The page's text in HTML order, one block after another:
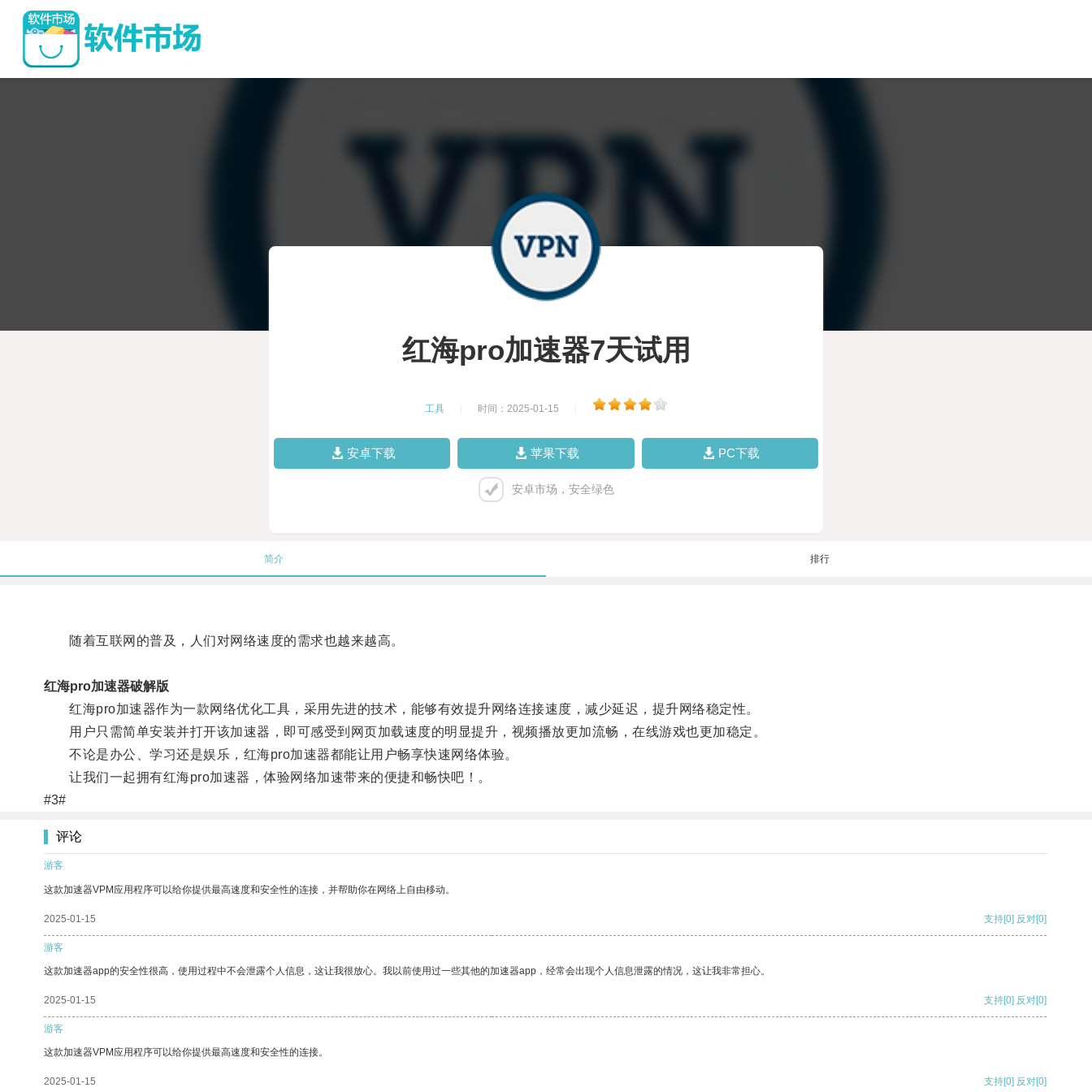
红海pro加速器7天试用
工具 时间：2025-01-15
安卓下载 苹果下载 PC下载
安卓市场，安全绿色
简介 排行
随着互联网的普及，人们对网络速度的需求也越来越高。
红海pro加速器破解版
红海pro加速器作为一款网络优化工具，采用先进的技术，能够有效提升网络连接速度，减少延迟，提升网络稳定性。
用户只需简单安装并打开该加速器，即可感受到网页加载速度的明显提升，视频播放更加流畅，在线游戏也更加稳定。
不论是办公、学习还是娱乐，红海pro加速器都能让用户畅享快速网络体验。
让我们一起拥有红海pro加速器，体验网络加速带来的便捷和畅快吧！。
#3#
评论
游客
这款加速器VPM应用程序可以给你提供最高速度和安全性的连接，并帮助你在网络上自由移动。
2025-01-15 支持[0] 反对[0]
游客
这款加速器app的安全性很高，使用过程中不会泄露个人信息，这让我很放心。我以前使用过一些其他的加速器app，经常会出现个人信息泄露的情况，这让我非常担心。
2025-01-15 支持[0] 反对[0]
游客
这款加速器VPM应用程序可以给你提供最高速度和安全性的连接。
2025-01-15 支持[0] 反对[0]